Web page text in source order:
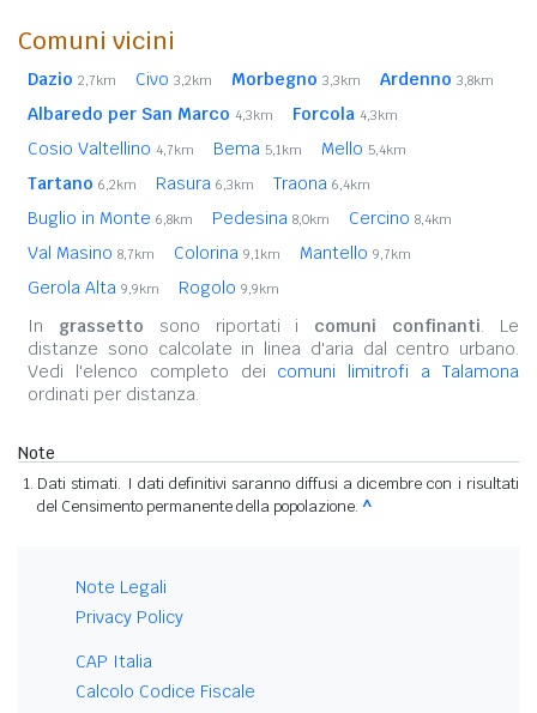
Comuni vicini
Dazio 2,7km Civo 3,2km Morbegno 3,3km Ardenno 3,8km
Albaredo per San Marco 4,3km Forcola 4,3km
Cosio Valtellino 4,7km Bema 5,1km Mello 5,4km
Tartano 6,2km Rasura 6,3km Traona 6,4km
Buglio in Monte 6,8km Pedesina 8,0km Cercino 8,4km
Val Masino 8,7km Colorina 9,1km Mantello 9,7km
Gerola Alta 9,9km Rogolo 9,9km
In grassetto sono riportati i comuni confinanti. Le
distanze sono calcolate in linea d'aria dal centro urbano.
Vedi l'elenco completo dei comuni limitrofi a Talamona
ordinati per distanza.
Note
Dati stimati. I dati definitivi saranno diffusi a dicembre con i risultati
del Censimento permanente della popolazione. ^
Note Legali
Privacy Policy
CAP Italia
Calcolo Codice Fiscale